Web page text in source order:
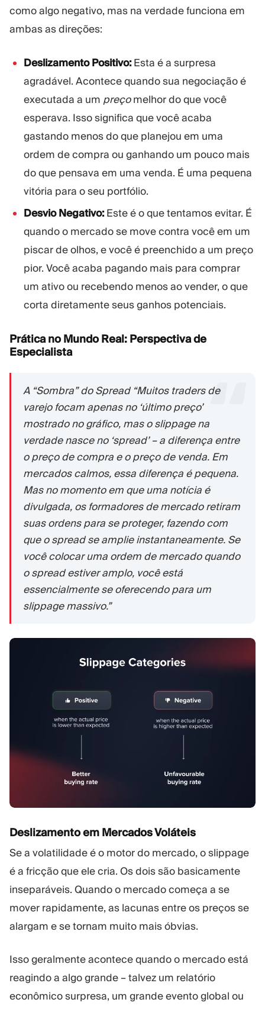
como algo negativo, mas na verdade funciona em
ambas as direções:
Deslizamento Positivo:Esta é a surpresa
agradável. Acontece quando sua negociação é
executada a um preçomelhor do que você
esperava. Isso significa que você acaba
gastando menos do que planejou em uma
ordem de compra ou ganhando um pouco mais
do que pensava em uma venda. É uma pequena
vitória para o seu portfólio.
Desvio Negativo:Este é o que tentamos evitar. É
quando o mercado se move contra você em um
piscar de olhos, e você é preenchido a um preço
pior. Você acaba pagando mais para comprar
um ativo ou recebendo menos ao vender, o que
corta diretamente seus ganhos potenciais.
Prática no Mundo Real: Perspectiva de
Especialista
A “Sombra” do Spread “Muitos traders de
varejo focam apenas no ‘último preço’
mostrado no gráfico, mas o slippage na
verdade nasce no ‘spread’ – a diferença entre
o preço de compra e o preço de venda. Em
mercados calmos, essa diferença é pequena.
Mas no momento em que uma notícia é
divulgada, os formadores de mercado retiram
suas ordens para se proteger, fazendo com
que o spread se amplie instantaneamente. Se
você colocar uma ordem de mercado quando
o spread estiver amplo, você está
essencialmente se oferecendo para um
slippage massivo.”
Deslizamento em Mercados Voláteis
Se a volatilidade é o motor do mercado, o slippage
é a fricção que ele cria. Os dois são basicamente
inseparáveis. Quando o mercado começa a se
mover rapidamente, as lacunas entre os preços se
alargam e se tornam muito mais óbvias.
Isso geralmente acontece quando o mercado está
reagindo a algo grande – talvez um relatório
econômico surpresa, um grande evento global ou